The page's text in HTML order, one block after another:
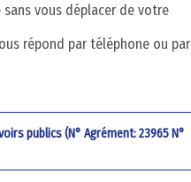
vous déplacer de votre
répond par téléphone ou par
publics (N° Agrément: 23965 N°